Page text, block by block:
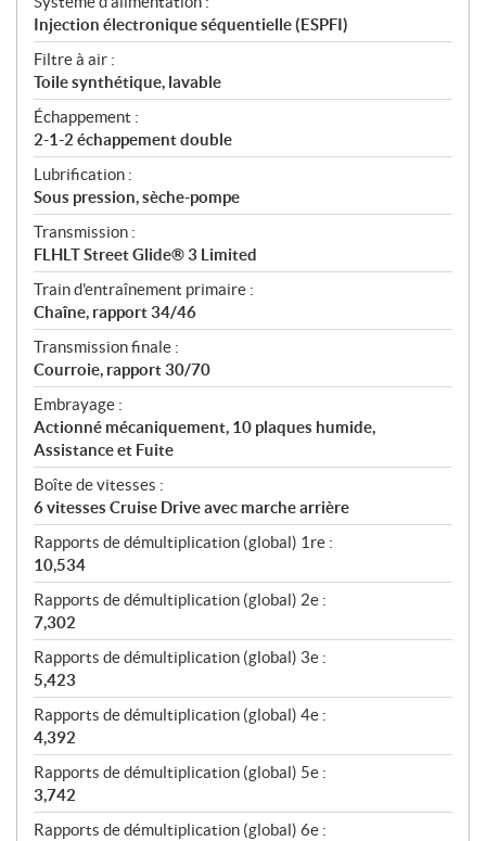
Injection électronique séquentielle (ESPFI)
Filtre à air :
Toile synthétique, lavable
Échappement :
2-1-2 échappement double
Lubrification :
Sous pression, sèche-pompe
Transmission :
FLHLT Street Glide® 3 Limited
Train d'entraînement primaire :
Chaîne, rapport 34/46
Transmission finale :
Courroie, rapport 30/70
Embrayage :
Actionné mécaniquement, 10 plaques humide,
Assistance et Fuite
Boîte de vitesses :
6 vitesses Cruise Drive avec marche arrière
Rapports de démultiplication (global) 1re :
10,534
Rapports de démultiplication (global) 2e :
7,302
Rapports de démultiplication (global) 3e :
5,423
Rapports de démultiplication (global) 4e :
4,392
Rapports de démultiplication (global) 5e :
3,742
Rapports de démultiplication (global) 6e :